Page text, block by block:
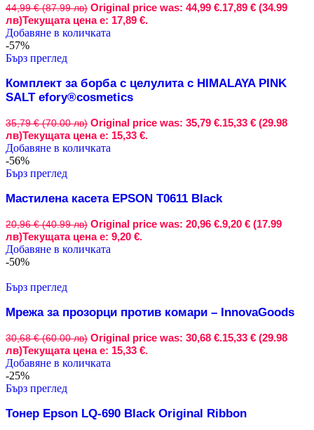
44,99 € (87.99 лв) Original price was: 44,99 €.17,89 € (34.99
лв)Текущата цена е: 17,89 €.
Добавяне в количката
-57%
Бърз преглед
Комплект за борба с целулита с HIMALAYA PINK
SALT efory®cosmetics
35,79 € (70.00 лв) Original price was: 35,79 €.15,33 € (29.98
лв)Текущата цена е: 15,33 €.
Добавяне в количката
-56%
Бърз преглед
Мастилена касета EPSON T0611 Black
20,96 € (40.99 лв) Original price was: 20,96 €.9,20 € (17.99
лв)Текущата цена е: 9,20 €.
Добавяне в количката
-50%
Бърз преглед
Мрежа за прозорци против комари – InnovaGoods
30,68 € (60.00 лв) Original price was: 30,68 €.15,33 € (29.98
лв)Текущата цена е: 15,33 €.
Добавяне в количката
-25%
Бърз преглед
Тонер Epson LQ-690 Black Original Ribbon